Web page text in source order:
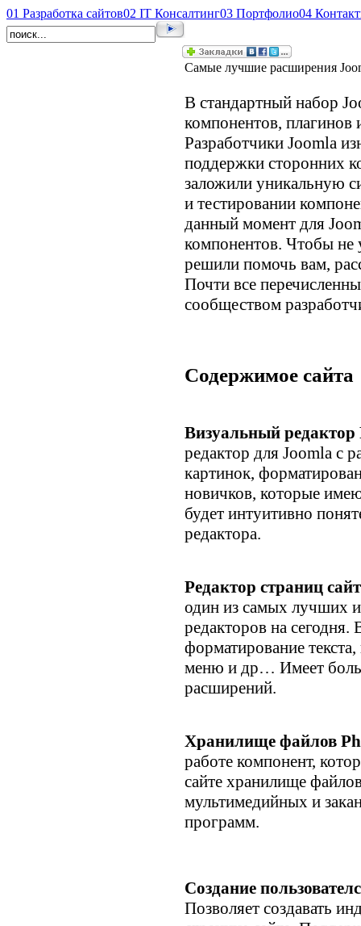
01 Разработка сайтов02 IT Консалтинг03 Портфолио04
Самые лучшие расширения
В стандартный набор
компонентов, плагинов
Разработчики Joomla
поддержки сторонних
заложили уникальную
и тестировании
данный момент для
компонентов. Чтобы не
решили помочь вам,
Почти все
сообществом
Содержимое сайта
Визуальный
редактор для Joomla с
картинок,
новичков, которые
будет интуитивно
редактора.
Редактор страниц
один из самых лучших
редакторов на сегодня.
форматирование
меню и др… Имеет
расширений.
Хранилище файлов
работе компонент,
сайте хранилище
мультимедийных и
программ.
Создание
Позволяет создавать